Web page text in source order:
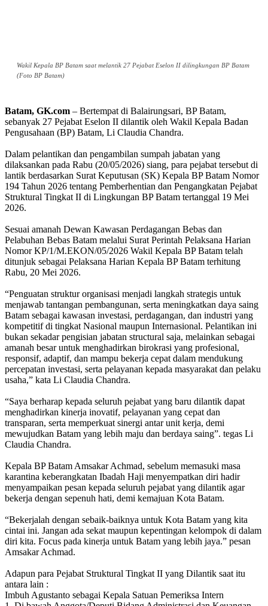
Wakil Kepala BP Batam saat melantik 27 Pejabat Eselon II dilingkungan BP Batam
(Foto BP Batam)
Batam, GK.com – Bertempat di Balairungsari, BP Batam,
sebanyak 27 Pejabat Eselon II dilantik oleh Wakil Kepala Badan
Pengusahaan (BP) Batam, Li Claudia Chandra.
Dalam pelantikan dan pengambilan sumpah jabatan yang
dilaksankan pada Rabu (20/05/2026) siang, para pejabat tersebut di
lantik berdasarkan Surat Keputusan (SK) Kepala BP Batam Nomor
194 Tahun 2026 tentang Pemberhentian dan Pengangkatan Pejabat
Struktural Tingkat II di Lingkungan BP Batam tertanggal 19 Mei
2026.
Sesuai amanah Dewan Kawasan Perdagangan Bebas dan
Pelabuhan Bebas Batam melalui Surat Perintah Pelaksana Harian
Nomor KP/1/M.EKON/05/2026 Wakil Kepala BP Batam telah
ditunjuk sebagai Pelaksana Harian Kepala BP Batam terhitung
Rabu, 20 Mei 2026.
“Penguatan struktur organisasi menjadi langkah strategis untuk
menjawab tantangan pembangunan, serta meningkatkan daya saing
Batam sebagai kawasan investasi, perdagangan, dan industri yang
kompetitif di tingkat Nasional maupun Internasional. Pelantikan ini
bukan sekadar pengisian jabatan structural saja, melainkan sebagai
amanah besar untuk menghadirkan birokrasi yang profesional,
responsif, adaptif, dan mampu bekerja cepat dalam mendukung
percepatan investasi, serta pelayanan kepada masyarakat dan pelaku
usaha,” kata Li Claudia Chandra.
“Saya berharap kepada seluruh pejabat yang baru dilantik dapat
menghadirkan kinerja inovatif, pelayanan yang cepat dan
transparan, serta memperkuat sinergi antar unit kerja, demi
mewujudkan Batam yang lebih maju dan berdaya saing”. tegas Li
Claudia Chandra.
Kepala BP Batam Amsakar Achmad, sebelum memasuki masa
karantina keberangkatan Ibadah Haji menyempatkan diri hadir
menyampaikan pesan kepada seluruh pejabat yang dilantik agar
bekerja dengan sepenuh hati, demi kemajuan Kota Batam.
“Bekerjalah dengan sebaik-baiknya untuk Kota Batam yang kita
cintai ini. Jangan ada sekat maupun kepentingan kelompok di dalam
diri kita. Focus pada kinerja untuk Batam yang lebih jaya.” pesan
Amsakar Achmad.
Adapun para Pejabat Struktural Tingkat II yang Dilantik saat itu
antara lain :
Imbuh Agustanto sebagai Kepala Satuan Pemeriksa Intern